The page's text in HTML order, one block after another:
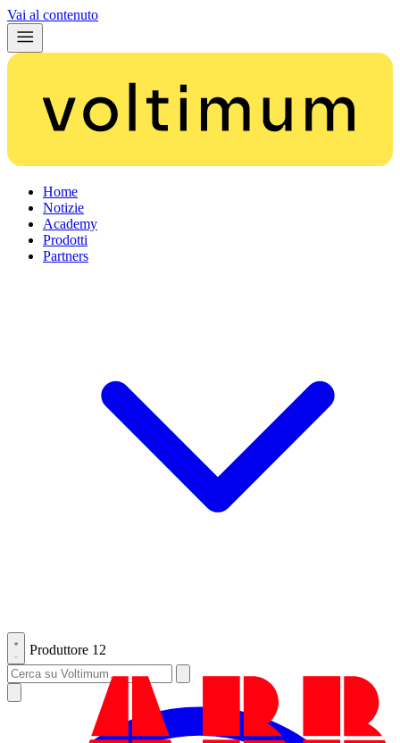
Vai al contenuto
Home
Notizie
Academy
Prodotti
Partners
Produttore 12